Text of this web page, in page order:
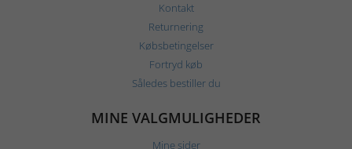
Kontakt
Returnering
Købsbetingelser
Fortryd køb
Således bestiller du
MINE VALGMULIGHEDER
Mine sider